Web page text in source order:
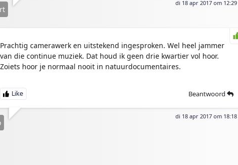
di 18 apr 2017 om
Prachtig camerawerk en uitstekend ingesproken. Wel heel jammer
van die continue muziek. Dat houd ik geen drie kwartier vol hoor.
Zoiets hoor je normaal nooit in natuurdocumentaires.
Beantwoord
di 18 apr 2017 om